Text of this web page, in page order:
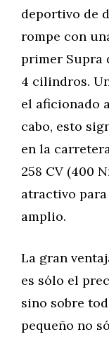
deportivo de
rompe con
primer Supra
4 cilindros.
el aficionado
cabo, esto
en la
258 CV (400
atractivo
amplio.
La gran
es sólo el
sino sobre
pequeño no